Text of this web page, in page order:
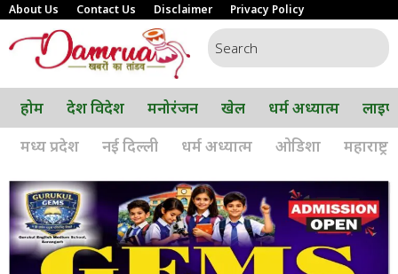
About Us Contact Us Disclaimer Privacy Policy
होम देश विदेश मनोरंजन खेल धर्म अध्यात्म
मध्य प्रदेश
नई दिल्ली धर्म अध्यात्म ओडिशा महाराष्ट्र